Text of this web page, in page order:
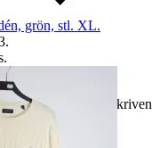
inte är som beskriven
grön, stl. XL.
.
.